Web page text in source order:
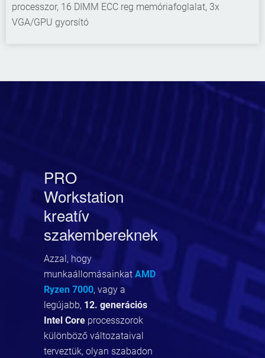
processzor, 16 DIMM ECC reg memóriafoglalat, 3x
VGA/GPU gyorsító
PRO
Workstation
kreatív
szakembereknek
Azzal, hogy
munkaállomásainkat AMD
Ryzen 7000, vagy a
legújabb, 12. generációs
Intel Coreprocesszorok
különböző változataival
terveztük, olyan szabadon